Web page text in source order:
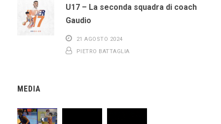
U17 – La seconda squadra di coach
Gaudio
21 AGOSTO 2024
PIETRO BATTAGLIA
MEDIA